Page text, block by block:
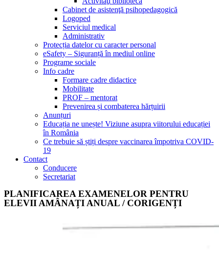
Cabinet de asistenţă psihopedagogică
Logoped
Serviciul medical
Administrativ
Protecția datelor cu caracter personal
eSafety – Siguranță în mediul online
Programe sociale
Info cadre
Formare cadre didactice
Mobilitate
PROF – mentorat
Prevenirea și combaterea hărțuirii
Anunțuri
Educația ne unește! Viziune asupra viitorului educației
în România
Ce trebuie să știți despre vaccinarea împotriva COVID-
19
Contact
Conducere
Secretariat
PLANIFICAREA EXAMENELOR PENTRU
ELEVII AMÂNAȚI ANUAL / CORIGENȚI